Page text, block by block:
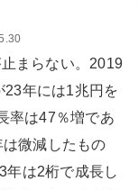
まらない。2019
年には1兆円を
率は47％増であ
微減したもの
年は2桁で成長し